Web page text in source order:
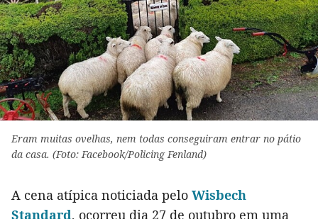
Eram muitas ovelhas, nem todas conseguiram entrar no pátio
da casa. (Foto: Facebook/Policing Fenland)
A cena atípica noticiada pelo Wisbech
Standard, ocorreu dia 27 de outubro em uma